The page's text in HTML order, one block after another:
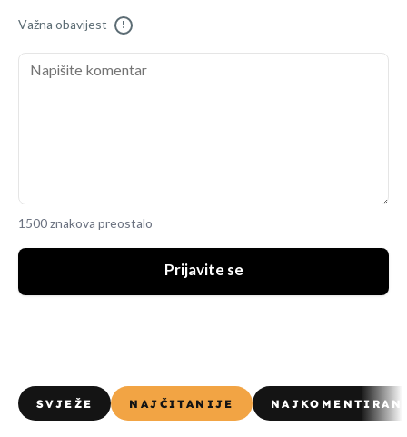
Važna obavijest !
1500 znakova preostalo
Prijavite se
SVJEŽE NAJČITANIJE